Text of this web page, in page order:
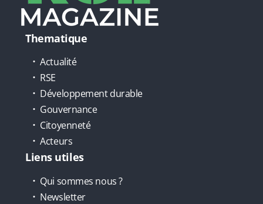
Thematique
Actualité
RSE
Développement durable
Gouvernance
Citoyenneté
Acteurs
Liens utiles
Qui sommes nous ?
Newsletter